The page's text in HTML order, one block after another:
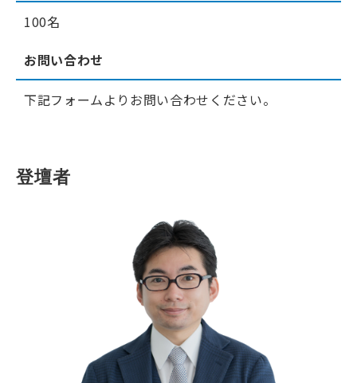
100名
お問い合わせ
下記フォームよりお問い合わせください。
登壇者